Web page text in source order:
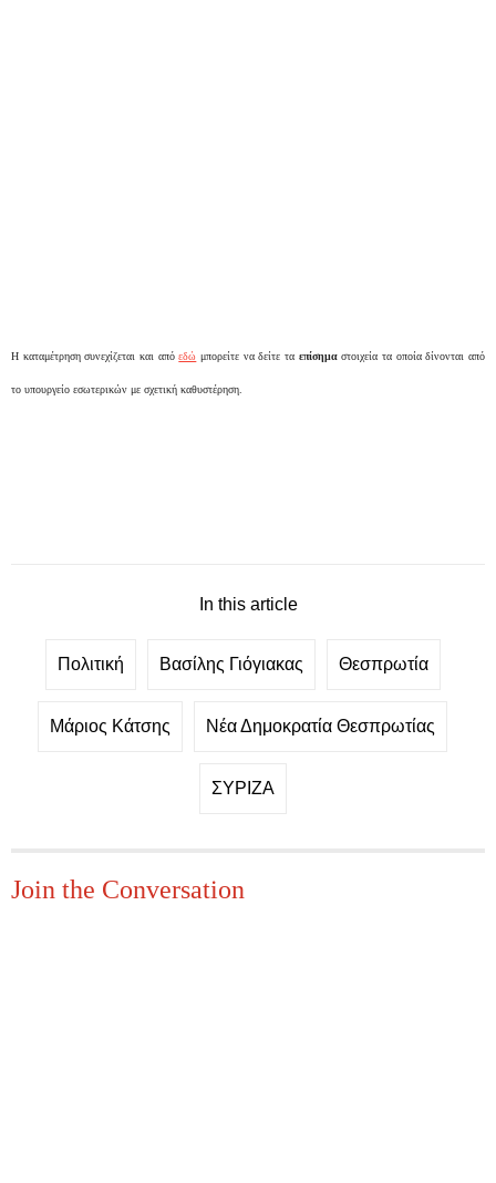
Η καταμέτρηση συνεχίζεται και απόεδώ μπορείτε να δείτε τα επίσημαστοιχεία τα οποία δίνονται από
το υπουργείο εσωτερικών με σχετική καθυστέρηση.
In this article
Πολιτική Βασίλης Γιόγιακας Θεσπρωτία
Μάριος Κάτσης Νέα Δημοκρατία Θεσπρωτίας
ΣΥΡΙΖΑ
Join the Conversation